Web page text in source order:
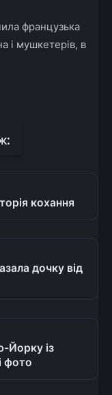
французька
і мушкетерів, в
кохання
дочку від
Йорку із
фото